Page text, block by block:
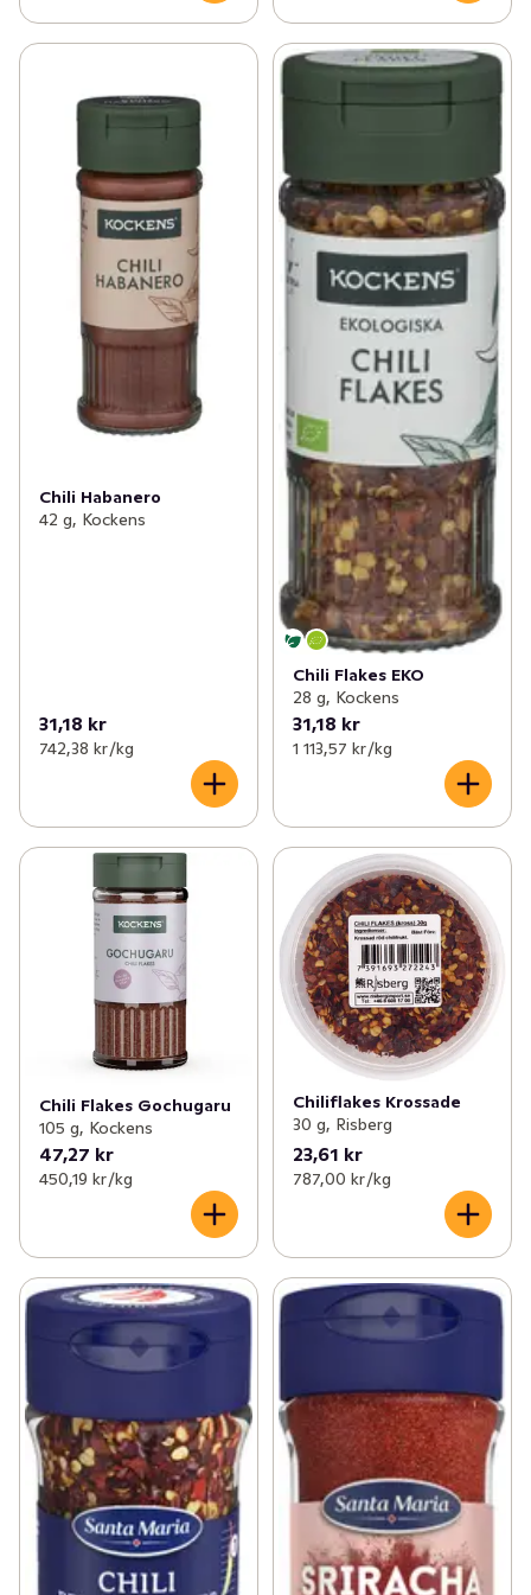
Chili Habanero
42 g, Kockens
31,18 kr
742,38 kr /kg
Chili Flakes EKO
28 g, Kockens
31,18 kr
1 113,57 kr /kg
Chili Flakes Gochugaru
105 g, Kockens
47,27 kr
450,19 kr /kg
Chiliflakes Krossade
30 g, Risberg
23,61 kr
787,00 kr /kg